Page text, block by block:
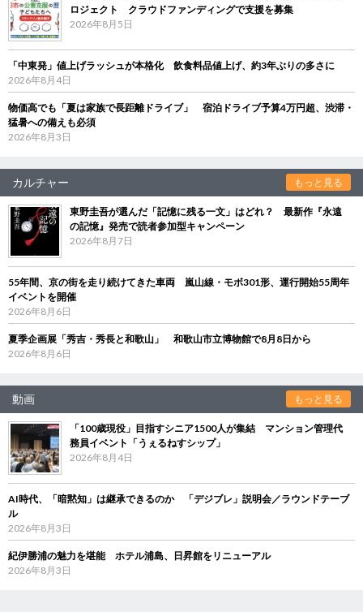
ロジェクト クラウドファンディングで支援を募集
2026年8月5日
「中東発」値上げラッシュが本格化 飲食料品値上げ、約3年ぶりの多さに
2026年8月4日
物価高でも「夏は家族で長距離ドライブ」 宿泊ドライブ予算4万円超、渋滞・
猛暑への備えも必須
2026年8月3日
カルチャー もっと見る
東野圭吾が選んだ「記憶に残る一文」はどれ？ 最新作『永遠
の記憶』発売で読者参加型キャンペーン
2026年8月7日
55年間、京の街を走り続けてきた車両 嵐山線・モボ301形、運行開始55周年
イベントを開催
2026年8月6日
夏季企画展「秀吉・秀長と和歌山」 和歌山市立博物館で8月8日から
2026年8月6日
動画 もっと見る
「100歳現役」目指すシニア1500人が集結 マンション管理代
務員イベント「うぇるねすシップ」
2026年8月4日
AI時代、「暗黙知」は継承できるのか 「デジブレ」説明会／ラウンドテーブ
ル
2026年8月3日
紀伊勝浦の魅力を堪能 ホテル浦島、日昇館をリニューアル
2026年8月3日